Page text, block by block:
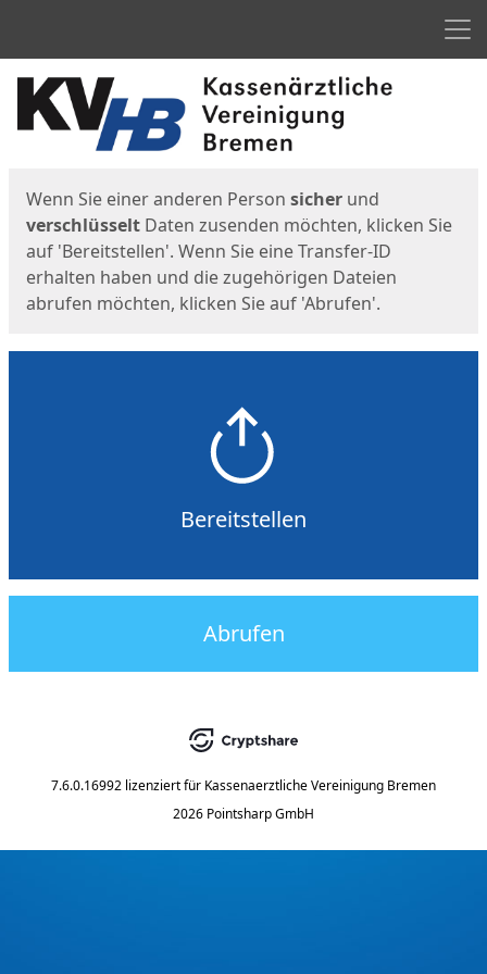
Start
Wenn Sie einer anderen Person sicher und
verschlüsselt Daten zusenden möchten, klicken Sie
auf 'Bereitstellen'. Wenn Sie eine Transfer-ID
erhalten haben und die zugehörigen Dateien
abrufen möchten, klicken Sie auf 'Abrufen'.
Bereitstellen
Abrufen
7.6.0.16992 lizenziert für Kassenaerztliche Vereinigung Bremen
2026 Pointsharp GmbH